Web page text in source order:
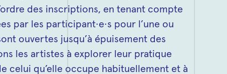
des inscriptions, en tenant compte
par les participant·e·s pour l’une ou
ouvertes jusqu’à épuisement des
les artistes à explorer leur pratique
celui qu’elle occupe habituellement et à